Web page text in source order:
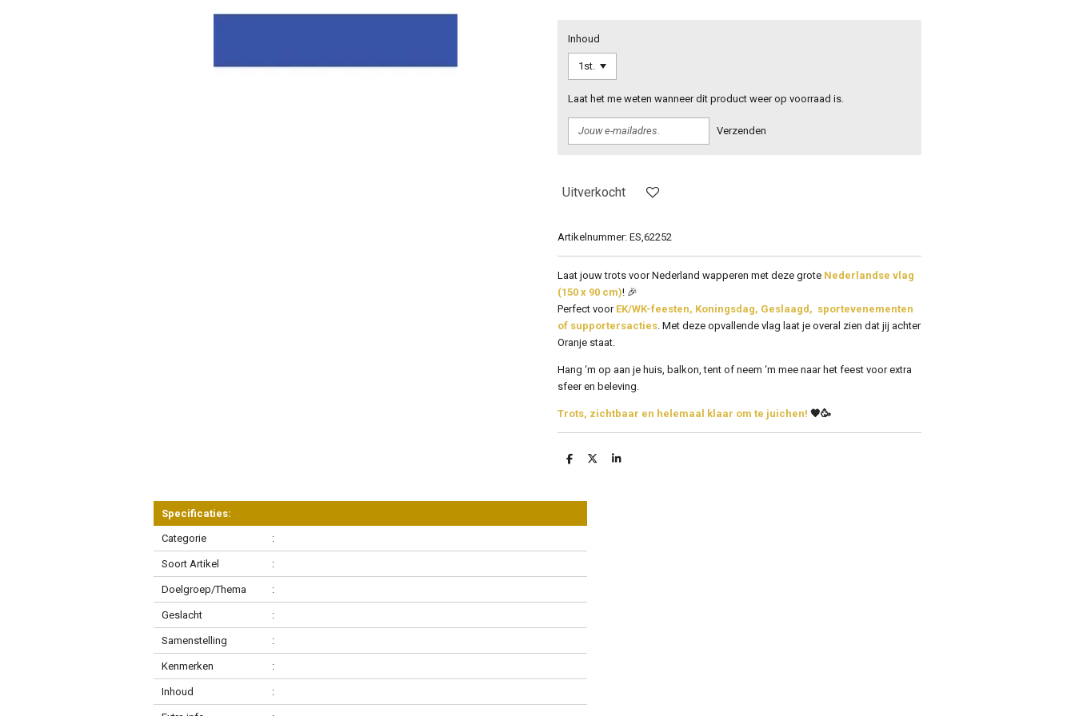
Inhoud
Laat het me weten wanneer dit product weer op voorraad is.
Verzenden
Uitverkocht
Artikelnummer: ES,62252
Laat jouw trots voor Nederland wapperen met deze grote Nederlandse vlag
(150 x 90 cm)! 🎉
Perfect voor EK/WK-feesten, Koningsdag, Geslaagd, sportevenementen
of supportersacties. Met deze opvallende vlag laat je overal zien dat jij achter
Oranje staat.
Hang ‘m op aan je huis, balkon, tent of neem ‘m mee naar het feest voor extra
sfeer en beleving.
Trots, zichtbaar en helemaal klaar om te juichen! 🧡🥳
D
n
D
S
Specificaties:
Categorie :
Soort Artikel :
Doelgroep/Thema :
Geslacht :
Samenstelling :
Kenmerken :
Inhoud :